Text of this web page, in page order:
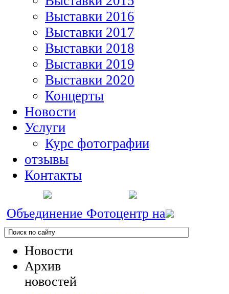
Выставки 2016
Выставки 2017
Выставки 2018
Выставки 2019
Выставки 2020
Концерты
Новости
Услуги
Курс фотографии
отзывы
Контакты
Объединение Фотоцентр на
Новости
Архив
новостей